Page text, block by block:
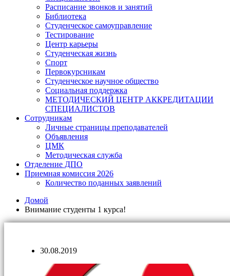
Расписание звонков и занятий
Библиотека
Студенческое самоуправление
Тестирование
Центр карьеры
Студенческая жизнь
Спорт
Первокурсникам
Студенческое научное общество
Социальная поддержка
МЕТОДИЧЕСКИЙ ЦЕНТР АККРЕДИТАЦИИ
СПЕЦИАЛИСТОВ
Сотрудникам
Личные страницы преподавателей
Объявления
ЦМК
Методическая служба
Отделение ДПО
Приемная комиссия 2026
Количество поданных заявлений
Домой
Внимание студенты 1 курса!
30.08.2019